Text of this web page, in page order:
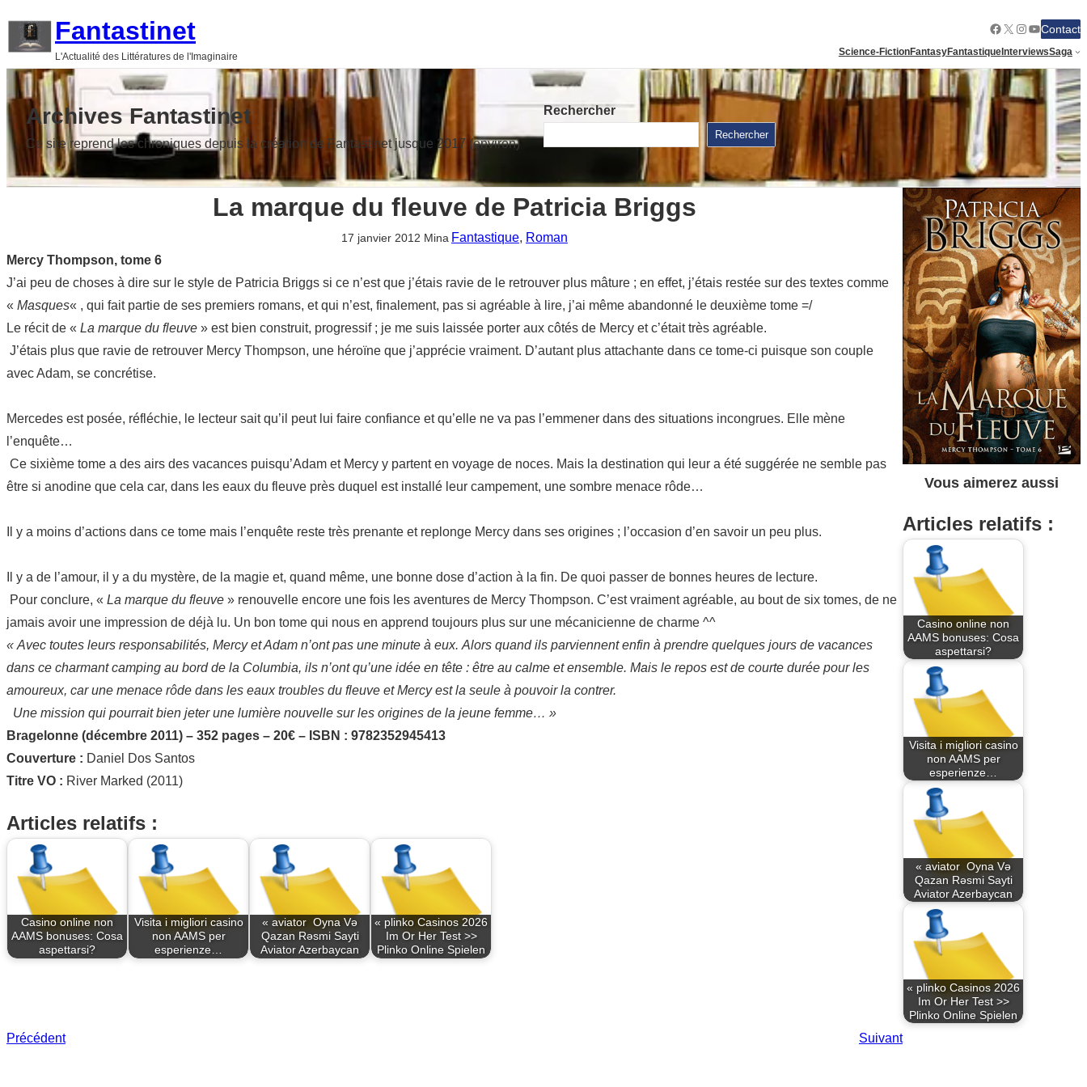
Fantastinet
L'Actualité des Littératures de l'Imaginaire
Facebook
X Instagram
YouTube
Contact
Science-FictionFantasyFantastiqueInterviewsSaga
Archives Fantastinet
Ce site reprend les chroniques depuis la création de Fantastinet jusque 2017 (environ)
Rechercher
Rechercher
La marque du fleuve de Patricia Briggs
17 janvier 2012 Mina Fantastique, Roman
Mercy Thompson, tome 6
J’ai peu de choses à dire sur le style de Patricia Briggs si ce n’est que j’étais ravie de le retrouver plus mâture ; en effet, j’étais restée sur des textes comme
« Masques« , qui fait partie de ses premiers romans, et qui n’est, finalement, pas si agréable à lire, j’ai même abandonné le deuxième tome =/
Le récit de « La marque du fleuve » est bien construit, progressif ; je me suis laissée porter aux côtés de Mercy et c’était très agréable.
J’étais plus que ravie de retrouver Mercy Thompson, une héroïne que j’apprécie vraiment. D’autant plus attachante dans ce tome-ci puisque son couple
avec Adam, se concrétise.
Mercedes est posée, réfléchie, le lecteur sait qu’il peut lui faire confiance et qu’elle ne va pas l’emmener dans des situations incongrues. Elle mène
l’enquête…
Ce sixième tome a des airs des vacances puisqu’Adam et Mercy y partent en voyage de noces. Mais la destination qui leur a été suggérée ne semble pas
être si anodine que cela car, dans les eaux du fleuve près duquel est installé leur campement, une sombre menace rôde…
Il y a moins d’actions dans ce tome mais l’enquête reste très prenante et replonge Mercy dans ses origines ; l’occasion d’en savoir un peu plus.
Il y a de l’amour, il y a du mystère, de la magie et, quand même, une bonne dose d’action à la fin. De quoi passer de bonnes heures de lecture.
Pour conclure, « La marque du fleuve » renouvelle encore une fois les aventures de Mercy Thompson. C’est vraiment agréable, au bout de six tomes, de ne
jamais avoir une impression de déjà lu. Un bon tome qui nous en apprend toujours plus sur une mécanicienne de charme ^^
« Avec toutes leurs responsabilités, Mercy et Adam n’ont pas une minute à eux. Alors quand ils parviennent enfin à prendre quelques jours de vacances
dans ce charmant camping au bord de la Columbia, ils n’ont qu’une idée en tête : être au calme et ensemble. Mais le repos est de courte durée pour les
amoureux, car une menace rôde dans les eaux troubles du fleuve et Mercy est la seule à pouvoir la contrer.
Une mission qui pourrait bien jeter une lumière nouvelle sur les origines de la jeune femme… »
Bragelonne (décembre 2011) – 352 pages – 20€ – ISBN : 9782352945413
Couverture : Daniel Dos Santos
Titre VO : River Marked (2011)
Articles relatifs :
Casino online non
AAMS bonuses: Cosa
aspettarsi?
Visita i migliori casino
non AAMS per
esperienze…
« aviator ️ Oyna Və
Qazan Rəsmi Sayti
Aviator Azerbaycan
« plinko Casinos 2026
Im Or Her Test >>
Plinko Online Spielen
Précédent Suivant
Vous aimerez aussi
Articles relatifs :
Casino online non
AAMS bonuses: Cosa
aspettarsi?
Visita i migliori casino
non AAMS per
esperienze…
« aviator ️ Oyna Və
Qazan Rəsmi Sayti
Aviator Azerbaycan
« plinko Casinos 2026
Im Or Her Test >>
Plinko Online Spielen